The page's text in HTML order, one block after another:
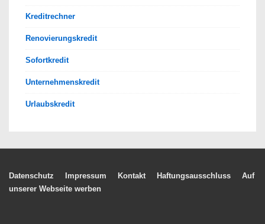
Kreditrechner
Renovierungskredit
Sofortkredit
Unternehmenskredit
Urlaubskredit
Footer-
Datenschutz Impressum Kontakt Haftungsausschluss
Auf
unserer Webseite werben